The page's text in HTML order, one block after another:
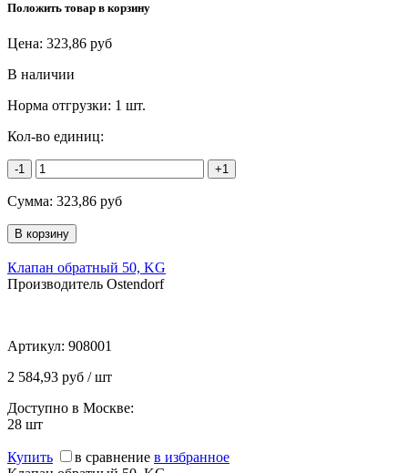
Положить товар в корзину
Цена: 323,86 руб
В наличии
Норма отгрузки: 1 шт.
Кол-во единиц:
-1 +1
Сумма: 323,86 руб
Клапан обратный 50, KG
Производитель Ostendorf
Артикул: 908001
2 584,93 руб / шт
Доступно в Москве:
28 шт
Купить в сравнение в избранное